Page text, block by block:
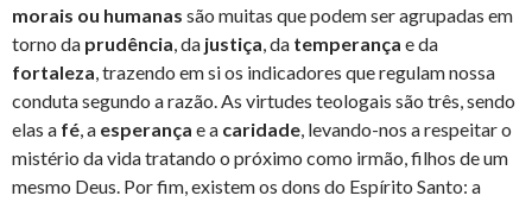
morais ou humanas são muitas que podem ser agrupadas em
torno da prudência, da justiça, da temperança e da
fortaleza, trazendo em si os indicadores que regulam nossa
conduta segundo a razão. As virtudes teologais são três, sendo
elas a fé, a esperança e a caridade, levando-nos a respeitar o
mistério da vida tratando o próximo como irmão, filhos de um
mesmo Deus. Por fim, existem os dons do Espírito Santo: a